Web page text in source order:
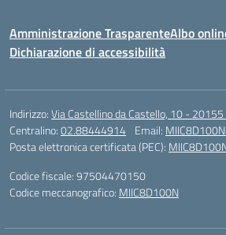
Amministrazione TrasparenteAlbo
Dichiarazione di accessibilità
Indirizzo:Via Castellino da Castello, 10 -
Centralino:02.88444914 Email:
Posta elettronica certificata (PEC):
Codice fiscale: 97504470150
Codice meccanografico: MIIC8D100N